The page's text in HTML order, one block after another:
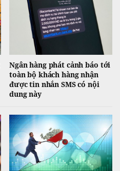
Ngân hàng phát cảnh báo tới
toàn bộ khách hàng nhận
được tin nhắn SMS có nội
dung này